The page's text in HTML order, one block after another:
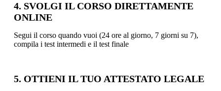
4. SVOLGI IL CORSO DIRETTAMENTE
ONLINE
Segui il corso quando vuoi (24 ore al giorno, 7 giorni su 7),
compila i test intermedi e il test finale
5. OTTIENI IL TUO ATTESTATO LEGALE